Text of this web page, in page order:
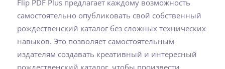
Flip PDF Plus предлагает каждому возможность
самостоятельно опубликовать свой собственный
рождественский каталог без сложных технических
навыков. Это позволяет самостоятельным
издателям создавать креативный и интересный